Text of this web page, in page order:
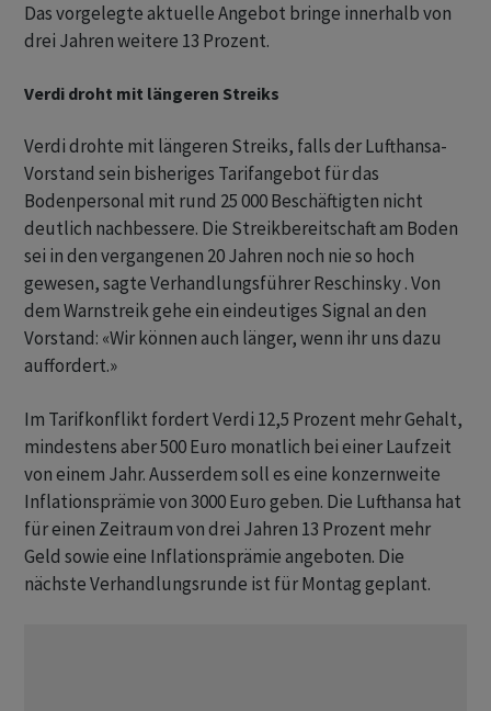
Das vorgelegte aktuelle Angebot bringe innerhalb von
drei Jahren weitere 13 Prozent.
Verdi droht mit längeren Streiks
Verdi drohte mit längeren Streiks, falls der Lufthansa-
Vorstand sein bisheriges Tarifangebot für das
Bodenpersonal mit rund 25 000 Beschäftigten nicht
deutlich nachbessere. Die Streikbereitschaft am Boden
sei in den vergangenen 20 Jahren noch nie so hoch
gewesen, sagte Verhandlungsführer Reschinsky . Von
dem Warnstreik gehe ein eindeutiges Signal an den
Vorstand: «Wir können auch länger, wenn ihr uns dazu
auffordert.»
Im Tarifkonflikt fordert Verdi 12,5 Prozent mehr Gehalt,
mindestens aber 500 Euro monatlich bei einer Laufzeit
von einem Jahr. Ausserdem soll es eine konzernweite
Inflationsprämie von 3000 Euro geben. Die Lufthansa hat
für einen Zeitraum von drei Jahren 13 Prozent mehr
Geld sowie eine Inflationsprämie angeboten. Die
nächste Verhandlungsrunde ist für Montag geplant.